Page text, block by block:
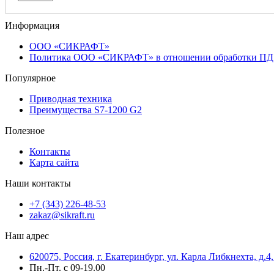
Информация
ООО «СИКРАФТ»
Политика ООО «СИКРАФТ» в отношении обработки ПД
Популярное
Приводная техника
Преимущества S7-1200 G2
Полезное
Контакты
Карта сайта
Наши контакты
+7 (343) 226-48-53
zakaz@sikraft.ru
Наш адрес
620075, Россия, г. Екатеринбург, ул. Карла Либкнехта,
Пн.-Пт. с 09-19.00